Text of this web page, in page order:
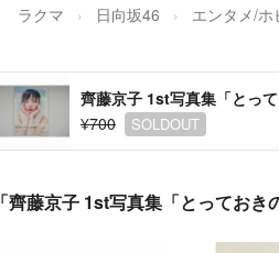
ラクマ 日向坂46 エンタメ/ホ
齊藤京子 1st写真集「とって
¥700
SOLDOUT
「齊藤京子 1st写真集「とってお